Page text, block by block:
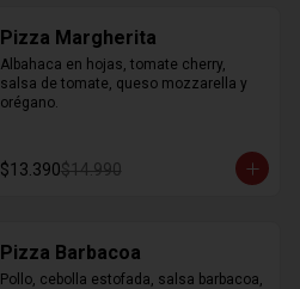
Pizza Margherita
Albahaca en hojas, tomate cherry,
salsa de tomate, queso mozzarella y
orégano.
$13.390$14.990
Pizza Barbacoa
Pollo, cebolla estofada, salsa barbacoa,